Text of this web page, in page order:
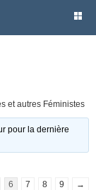
et autres Féministes
pour la dernière
6 7 8 9 →